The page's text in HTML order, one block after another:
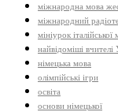
міжнародна мова
міжнародний
мініурок італійської
найвідоміші вчителі
німецька мова
олімпійські ігри
освіта
основи німецької